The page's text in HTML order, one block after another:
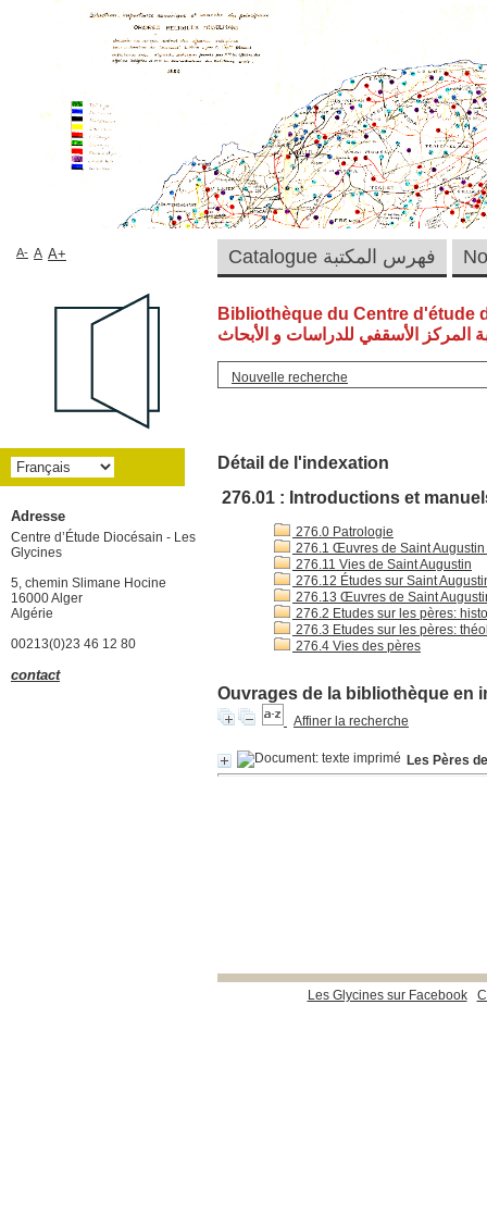
Bibliothèque du Centre d'étude
المركز الأسقفي للدراسات و الأبحاث
Nouvelle recherche
Détail de l'indexation
276.01 : Introductions et
276.0 Patrologie
276.1 Œuvres de Saint
276.11 Vies de Saint Augustin
276.12 Études sur Saint
276.13 Œuvres de Saint
276.2 Etudes sur les pères:
276.3 Etudes sur les pères:
276.4 Vies des pères
Ouvrages de la bibliothèque en
Affiner la recherche
Les Pères
Les Glycines sur Facebook
Catalogue فهرس المكتبة A- A A+
Adresse
Centre d’Étude Diocésain - Les
Glycines
5, chemin Slimane Hocine
16000 Alger
Algérie
00213(0)23 46 12 80
contact